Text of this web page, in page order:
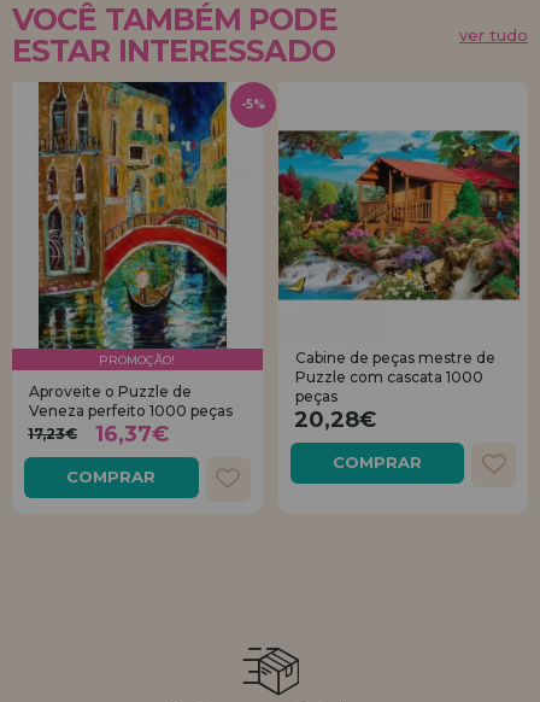
VOCÊ TAMBÉM PODE
ESTAR INTERESSADO
ver tudo
PROMOÇÃO!
Aproveite o Puzzle de
Veneza perfeito 1000 peças
17,23€
16,37€
COMPRAR
-5%
Cabine de peças mestre de
Puzzle com cascata 1000
peças
20,28€
COMPRAR